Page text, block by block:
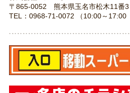
〒865-0052 熊本県玉名市松木11番3
TEL：0968-71-0072 （10:00～17:00